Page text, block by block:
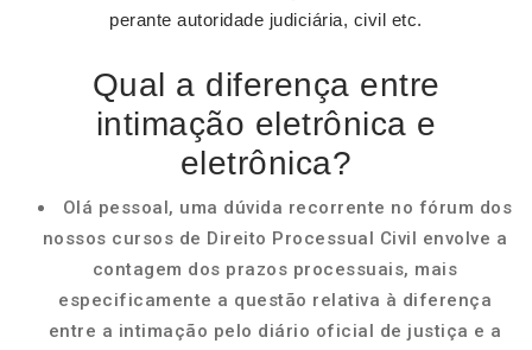
perante autoridade judiciária, civil etc.
Qual a diferença entre
intimação eletrônica e
eletrônica?
Olá pessoal, uma dúvida recorrente no fórum dos
nossos cursos de Direito Processual Civil envolve a
contagem dos prazos processuais, mais
especificamente a questão relativa à diferença
entre a intimação pelo diário oficial de justiça e a